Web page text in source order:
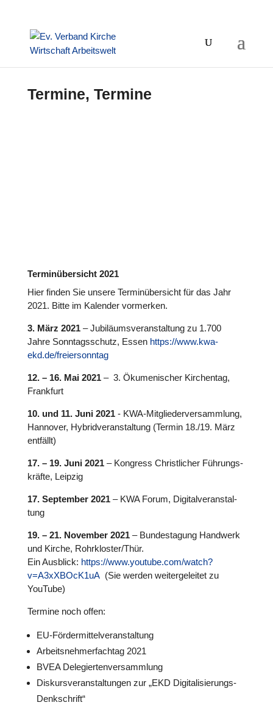
Termine, Termine
Terminübersicht 2021
Hier finden Sie unsere Ter­min­über­sicht für das Jahr
2021. Bitte im Kalender vor­mer­ken.
3. März 2021– Jubi­lä­ums­ver­an­stal­tung zu 1.700
Jahre Sonn­tags­schutz, Essen https://www.kwa-
ekd.de/freiersonntag
12. – 16. Mai 2021– 3. Öku­me­ni­scher Kir­chen­tag,
Frank­furt
10. und 11. Juni 2021 - KWA-Mit­glie­der­ver­samm­lung,
Hannover, Hybrid­ver­an­stal­tung (Termin 18./19. März
entfällt)
17. – 19. Juni 2021– Kongress Christ­li­cher Füh­rungs­
kräfte, Leipzig
17. Sep­tem­ber 2021– KWA Forum, Digi­tal­ver­an­stal­
tung
19. – 21. November 2021– Bun­des­ta­gung Handwerk
und Kirche, Rohrkloster/Thür.
Ein Ausblick: https://www.youtube.com/watch?
v=A3xXBOcK1uA (Sie werden wei­ter­ge­lei­tet zu
YouTube)
Termine noch offen:
EU-För­der­mit­tel­ver­an­stal­tung
Arbeits­neh­mer­fach­tag 2021
BVEA Dele­gier­ten­ver­samm­lung
Dis­kurs­ver­an­stal­tun­gen zur „EKD Digi­ta­li­sie­rungs-
Denk­schrift“